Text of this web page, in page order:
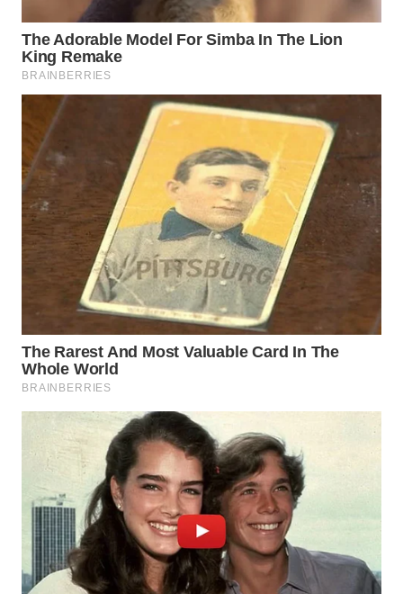
WN
BOROBUDUR
WN
MADURA
WN
SURABAYA
WN
NATUNA
BINTAN
WN
MANDALIKA
LIKUPANG
WN
LABUANBAJO
WN
BORNEO